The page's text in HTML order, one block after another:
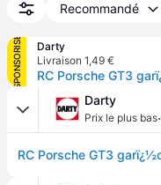
Recommandé
SPONSORISÉ
Darty
Livraison 1,49 €
Darty
Prix le plus bas·